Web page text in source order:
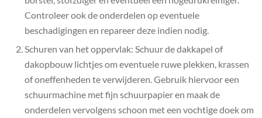
Controleer ook de onderdelen op eventuele
beschadigingen en repareer deze indien nodig.
Schuren van het oppervlak: Schuur de dakkapel of
dakopbouw lichtjes om eventuele ruwe plekken, krassen
of oneffenheden te verwijderen. Gebruik hiervoor een
schuurmachine met fijn schuurpapier en maak de
onderdelen vervolgens schoon met een vochtige doek om